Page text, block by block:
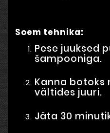
Soem tehnika:
Pese juuksed
šampooniga.
Kanna botoks
vältides juuri.
Jäta 30